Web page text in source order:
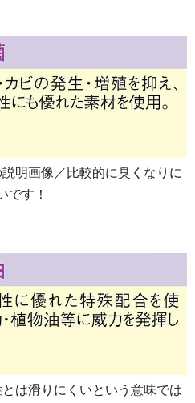
明画像／比較的に臭くなりに
です！
は滑りにくいという意味では